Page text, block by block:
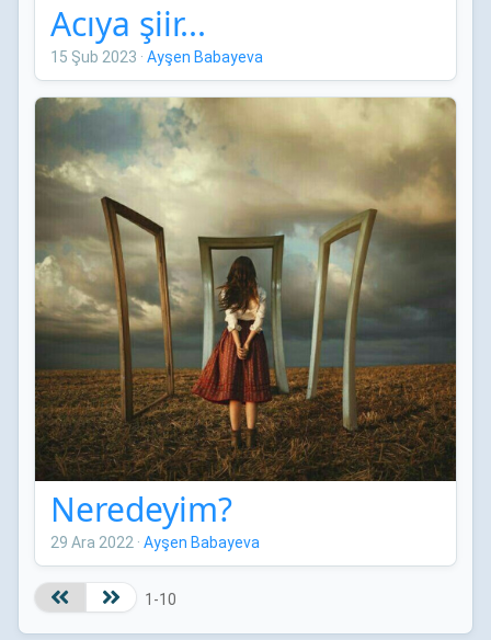
Acıya şiir...
15 Şub 2023 · Ayşen Babayeva
Neredeyim?
29 Ara 2022· Ayşen Babayeva
1-10